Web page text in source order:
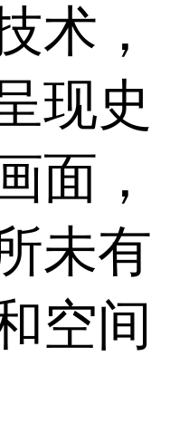
术，
现史
面，
未有
空间